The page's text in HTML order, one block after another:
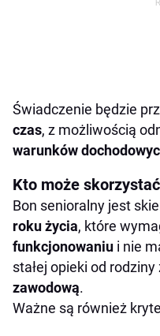
Świadczenie będzie
czas, z możliwością
warunków
Kto może
Bon senioralny jest
roku życia, które
funkcjonowaniu i nie
stałej opieki od
zawodową.
Ważne są również